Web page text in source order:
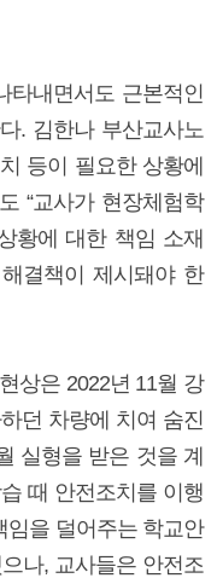
타내면서도 근본적인
. 김한나 부산교사노
등이 필요한 상황에
“교사가 현장체험학
황에 대한 책임 소재
결책이 제시돼야 한
상은 2022년 11월 강
던 차량에 치여 숨진
실형을 받은 것을 계
때 안전조치를 이행
임을 덜어주는 학교안
나, 교사들은 안전조